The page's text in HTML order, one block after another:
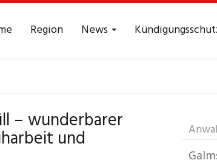
Region News
Emmelsbüll-
– wunderbarer
und